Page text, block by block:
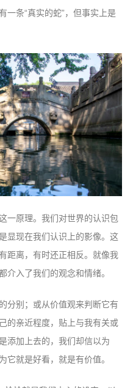
有一条“真实的蛇”，但事实上是
一原理。我们对世界的认识包
显现在我们认识上的影像。这
距离，有时还正相反。就像我
介入了我们的观念和情绪。
分别；或从价值观来判断它有
的亲近程度，贴上与我有关或
添加上去的，我们却信以为
它就是好看，就是有价值。